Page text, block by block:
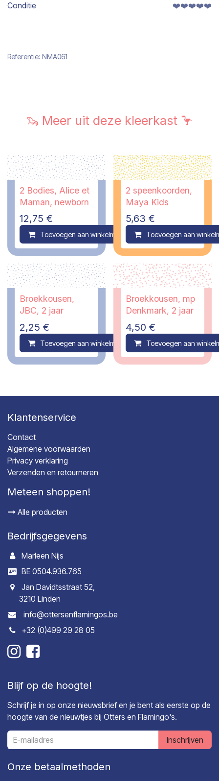
Conditie ❤️❤️❤️❤️❤️
Referentie: NMA061
🦦 Meer uit deze kleerkast 🦩
2 Bodies, Alice et
Maman, newborn
12,75 €
Toevoegen aan winkelmandje Compare
2 speenkoorden,
Maya Kids
5,63 €
Toevoegen aan
Broekkousen,
JBC, 2 jaar
2,25 €
Toevoegen aan winkelmandje Compare
Broekkousen, mp
Denkmark, 2 jaar
4,50 €
Toevoegen aan
Klantenservice
Contact
Algemene voorwaarden
Privacy verklaring
Verzenden en retourneren
Meteen shoppen!
Alle producten
Bedrijfsgegevens
Marleen Nijs
BE 0504.936.765
Jan Davidtsstraat 52,
3210 Linden
info@ottersenflamingos.be
+32 (0)499 29 28 05
Blijf op de hoogte!
Schrijf je in op onze nieuwsbrief en je bent als eerste op de
hoogte van de nieuwtjes bij Otters en Flamingo's.
Inschrijven
Onze betaalmethoden